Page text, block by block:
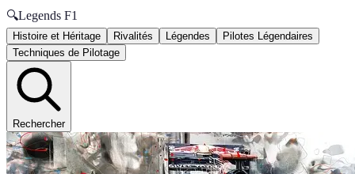
🔍Legends F1
Histoire et Héritage Rivalités Légendes
Pilotes Légendaires
Techniques de Pilotage
Rechercher